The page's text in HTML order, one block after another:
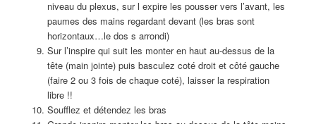
niveau du plexus, sur l expire les pousser vers l’avant, les
paumes des mains regardant devant (les bras sont
horizontaux…le dos s arrondi)
Sur l’inspire qui suit les monter en haut au-dessus de la
tête (main jointe) puis basculez coté droit et côté gauche
(faire 2 ou 3 fois de chaque coté), laisser la respiration
libre !!
Soufflez et détendez les bras